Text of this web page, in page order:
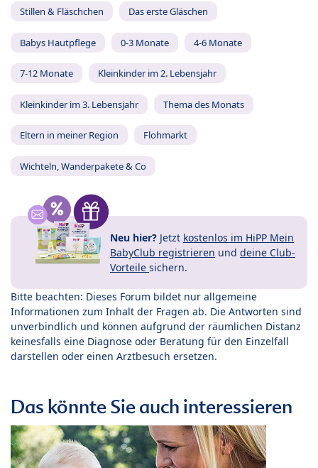
Stillen & Fläschchen Das erste Gläschen
Babys Hautpflege 0-3 Monate 4-6 Monate
7-12 Monate Kleinkinder im 2. Lebensjahr
Kleinkinder im 3. Lebensjahr Thema des Monats
Eltern in meiner Region Flohmarkt
Wichteln, Wanderpakete & Co
Neu hier? Jetzt kostenlos im HiPP Mein
BabyClub registrieren und deine Club-
Vorteile sichern.
Bitte beachten: Dieses Forum bildet nur allgemeine
Informationen zum Inhalt der Fragen ab. Die Antworten sind
unverbindlich und können aufgrund der räumlichen Distanz
keinesfalls eine Diagnose oder Beratung für den Einzelfall
darstellen oder einen Arztbesuch ersetzen.
Das könnte Sie auch interessieren